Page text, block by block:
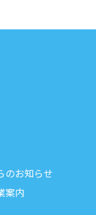
のお知らせ
案内